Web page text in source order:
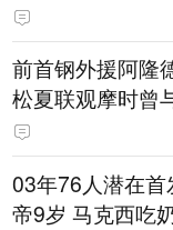
前首钢外援阿隆
松夏联观摩时曾
03年76人潜在
帝9岁 马克西吃